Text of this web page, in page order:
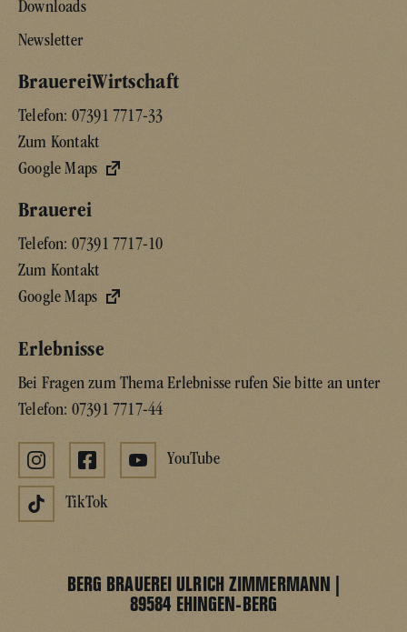
Downloads
Newsletter
BrauereiWirtschaft
Telefon: 07391 7717-33
Zum Kontakt
Google Maps
Brauerei
Telefon: 07391 7717-10
Zum Kontakt
Google Maps
Erlebnisse
Bei Fragen zum Thema Erlebnisse rufen Sie bitte an unter
Telefon: 07391 7717-44
YouTube
TikTok
BERG BRAUEREI ULRICH ZIMMERMANN |
89584 EHINGEN-BERG